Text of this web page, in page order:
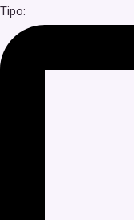
Tipo: